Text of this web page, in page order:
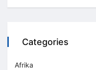
Categories
Afrika